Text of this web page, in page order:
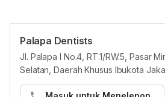
Palapa Dentists
Jl. Palapa I No.4, RT.1/RW.5, Pasar
Selatan, Daerah Khusus Ibukota
Panduan Pasien
Langkah melakukan booking dokter